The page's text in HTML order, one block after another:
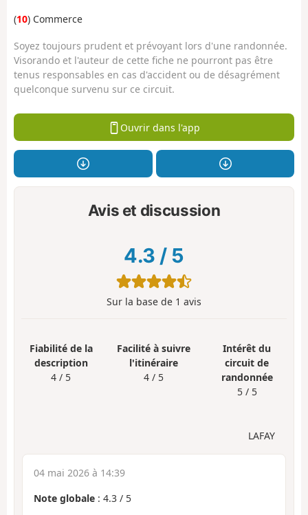
(10) Commerce
Soyez toujours prudent et prévoyant lors d'une randonnée.
Visorando et l'auteur de cette fiche ne pourront pas être
tenus responsables en cas d'accident ou de désagrément
quelconque survenu sur ce circuit.
Ouvrir dans l'app
Avis et discussion
4.3 / 5
Sur la base de 1 avis
Fiabilité de la
description
4 / 5
Facilité à suivre
l'itinéraire
4 / 5
Intérêt du
circuit de
randonnée
5 / 5
LAFAY
04 mai 2026 à 14:39
Note globale : 4.3 / 5